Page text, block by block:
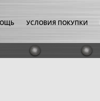
УСЛОВИЯ ПОКУПКИ